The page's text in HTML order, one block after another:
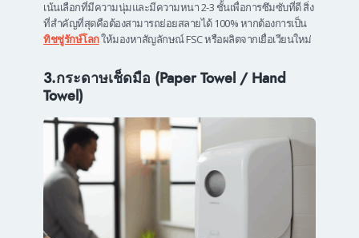
เน้นเลือกที่มีความนุ่มและมีความหนา 2-3 ชั้นเพื่อการซึมซับที่ดี สิ่ง
ที่สำคัญที่สุดคือต้องสามารถย่อยสลายได้ 100% หากต้องการเป็น
ทิชชู่รักษ์โลกให้มองหาสัญลักษณ์ FSC หรือผลิตจากเยื่อเวียนใหม่
3.กระดาษเช็ดมือ (Paper Towel / Hand
Towel)